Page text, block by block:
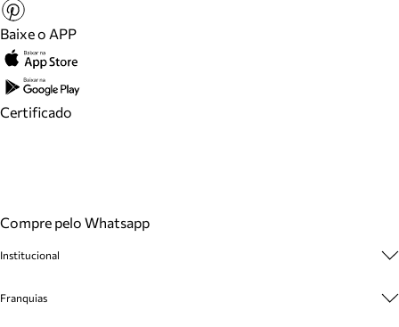
Baixe o APP
Certificado
Compre pelo Whatsapp
Institucional
Cashback
Franquias